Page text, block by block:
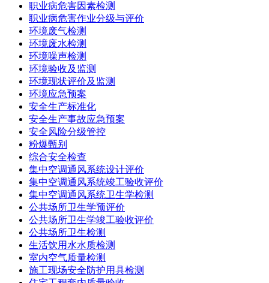
职业病危害因素检测
职业病危害作业分级与评价
环境废气检测
环境废水检测
环境噪声检测
环境验收及监测
环境现状评价及监测
环境应急预案
安全生产标准化
安全生产事故应急预案
安全风险分级管控
粉爆甄别
综合安全检查
集中空调通风系统设计评价
集中空调通风系统竣工验收评价
集中空调通风系统卫生学检测
公共场所卫生学预评价
公共场所卫生学竣工验收评价
公共场所卫生检测
生活饮用水水质检测
室内空气质量检测
施工现场安全防护用具检测